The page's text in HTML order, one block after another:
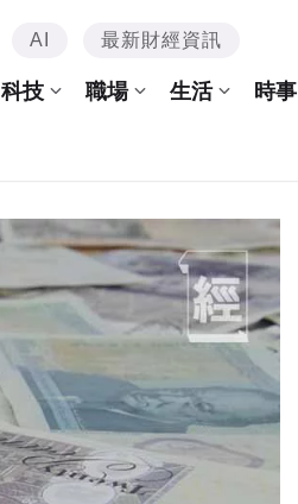
AI 最新財經資訊
科技 職場 生活 時事